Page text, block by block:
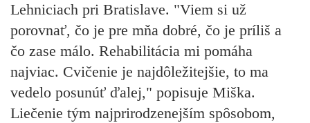
Lehniciach pri Bratislave. "Viem si už
porovnať, čo je pre mňa dobré, čo je príliš a
čo zase málo. Rehabilitácia mi pomáha
najviac. Cvičenie je najdôležitejšie, to ma
vedelo posunúť ďalej," popisuje Miška.
Liečenie tým najprirodzenejším spôsobom,